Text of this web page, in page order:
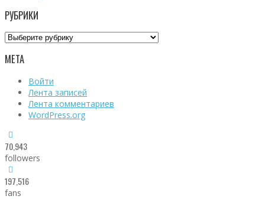
РУБРИКИ
Рубрики
МЕТА
Войти
Лента записей
Лента комментариев
WordPress.org
70,943
followers
197,516
fans